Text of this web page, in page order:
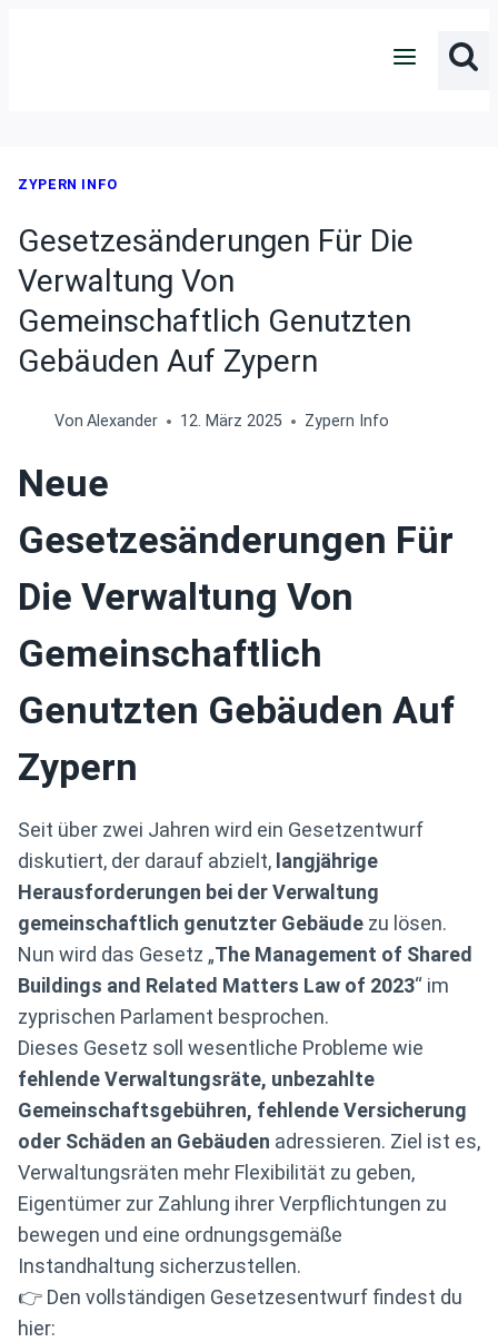
ZYPERN INFO
Gesetzesänderungen Für Die
Verwaltung Von
Gemeinschaftlich Genutzten
Gebäuden Auf Zypern
Von Alexander 12. März 2025 Zypern Info
Neue
Gesetzesänderungen Für
Die Verwaltung Von
Gemeinschaftlich
Genutzten Gebäuden Auf
Zypern
Seit über zwei Jahren wird ein Gesetzentwurf
diskutiert, der darauf abzielt, langjährige
Herausforderungen bei der Verwaltung
gemeinschaftlich genutzter Gebäude zu lösen.
Nun wird das Gesetz „The Management of Shared
Buildings and Related Matters Law of 2023“ im
zyprischen Parlament besprochen.
Dieses Gesetz soll wesentliche Probleme wie
fehlende Verwaltungsräte, unbezahlte
Gemeinschaftsgebühren, fehlende Versicherung
oder Schäden an Gebäuden adressieren. Ziel ist es,
Verwaltungsräten mehr Flexibilität zu geben,
Eigentümer zur Zahlung ihrer Verpflichtungen zu
bewegen und eine ordnungsgemäße
Instandhaltung sicherzustellen.
👉 Den vollständigen Gesetzesentwurf findest du
hier: